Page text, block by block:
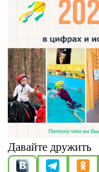
Давайте дружить